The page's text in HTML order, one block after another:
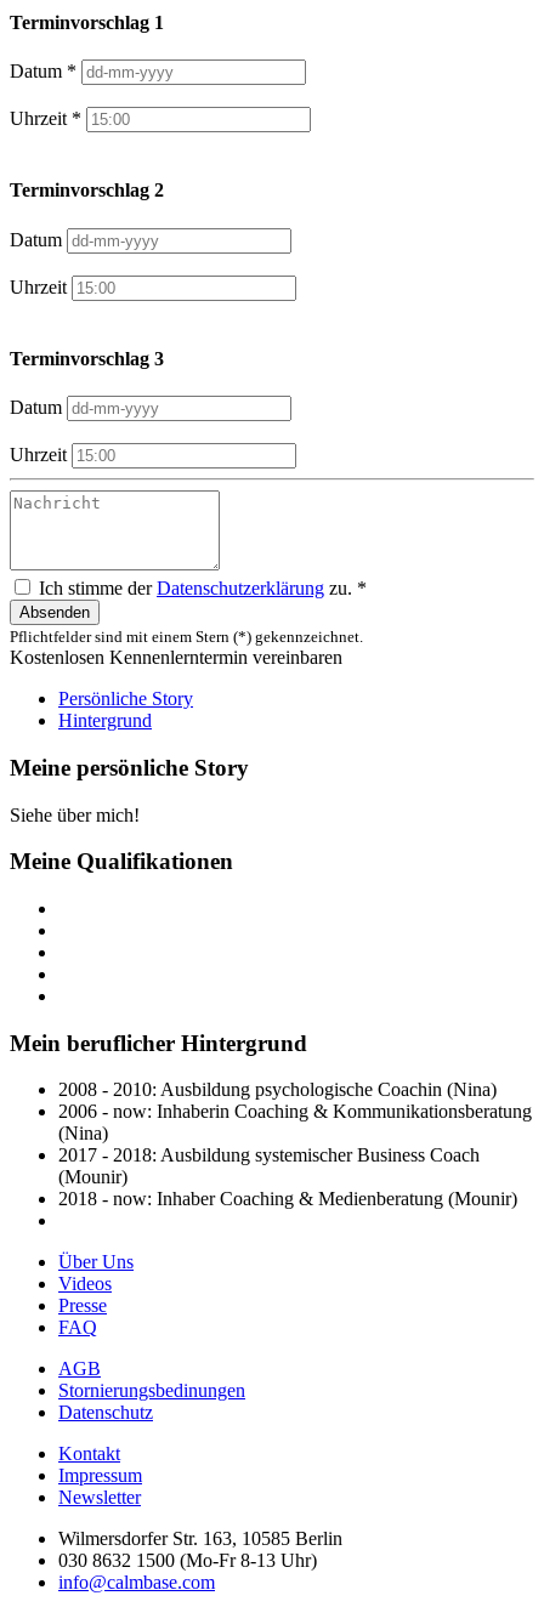
Terminvorschlag 1
Datum *
Uhrzeit *
Terminvorschlag 2
Datum
Uhrzeit
Terminvorschlag 3
Datum
Uhrzeit
Ich stimme derDatenschutzerklärung zu. *
Absenden
Pflichtfelder sind mit einem Stern (*) gekennzeichnet.
Kostenlosen Kennenlerntermin vereinbaren
Persönliche Story
Hintergrund
Meine persönliche Story
Siehe über mich!
Meine Qualifikationen
Mein beruflicher Hintergrund
2008 - 2010: Ausbildung psychologische Coachin (Nina)
2006 - now: Inhaberin Coaching & Kommunikationsberatung
(Nina)
2017 - 2018: Ausbildung systemischer Business Coach
(Mounir)
2018 - now: Inhaber Coaching & Medienberatung (Mounir)
Über Uns
Videos
Presse
FAQ
AGB
Stornierungsbedinungen
Datenschutz
Kontakt
Impressum
Newsletter
Wilmersdorfer Str. 163, 10585 Berlin
030 8632 1500 (Mo-Fr 8-13 Uhr)
info@calmbase.com